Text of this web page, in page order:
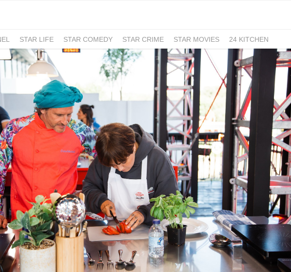
STAR LIFE STAR COMEDY STAR CRIME STAR MOVIES
24 KITCHEN